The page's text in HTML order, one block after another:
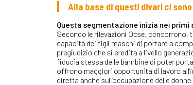
Alla base di questi divari ci
Questa segmentazione inizia nei
Secondo le rilevazioni Ocse, concorrono,
capacità dei figli maschi di portare a
pregiudizio che si eredita a livello
fiducia stessa delle bambine di poter
offrono maggiori opportunità di lavoro
diretta anche sull’occupazione delle